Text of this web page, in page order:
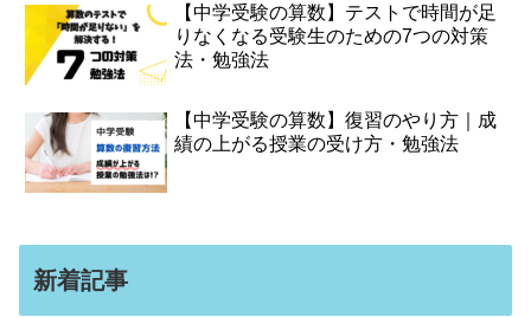
【中学受験の算数】テストで時間が足
りなくなる受験生のための7つの対策
法・勉強法
【中学受験の算数】復習のやり方｜成
績の上がる授業の受け方・勉強法
新着記事